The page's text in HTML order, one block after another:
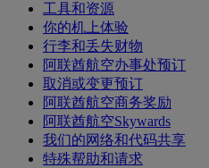
工具和资源
你的机上体验
行李和丢失财物
阿联酋航空办事处预订
取消或变更预订
阿联酋航空商务奖励
阿联酋航空Skywards
我们的网络和代码共享
特殊帮助和请求